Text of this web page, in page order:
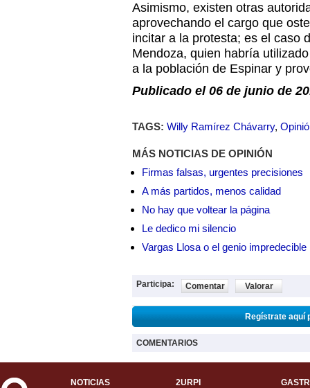
Asimismo, existen otras
aprovechando el cargo que
incitar a la protesta; es el caso
Mendoza, quien habría
a la población de Espinar y
Publicado el 06 de junio de
TAGS: Willy Ramírez Chávarry,
MÁS NOTICIAS DE OPINIÓN
Firmas falsas, urgentes precisiones
A más partidos, menos calidad
No hay que voltear la página
Le dedico mi silencio
Vargas Llosa o el genio impredecible
Participa: Comentar Valorar
Regístrate aquí
COMENTARIOS
NOTICIAS
2URPI